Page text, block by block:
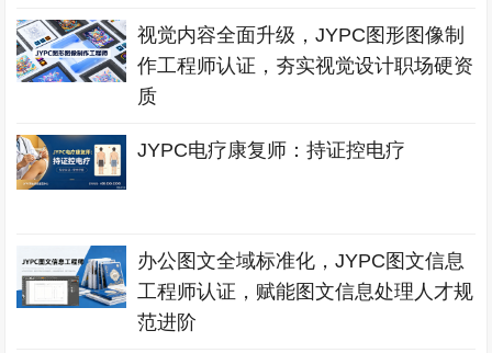
视觉内容全面升级，JYPC图形图像制
作工程师认证，夯实视觉设计职场硬资
质
JYPC电疗康复师：持证控电疗
办公图文全域标准化，JYPC图文信息
工程师认证，赋能图文信息处理人才规
范进阶